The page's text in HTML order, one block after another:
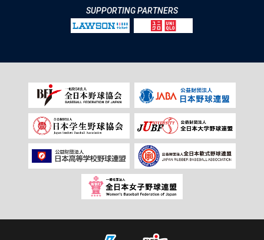
SUPPORTING PARTNERS